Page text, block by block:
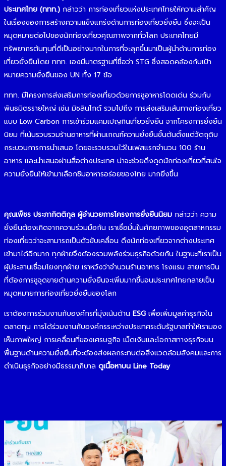
ประเทศไทย (ททท.) กล่าวว่า การท่องเที่ยวแห่งประเทศไทยให้ความสำคัญ
ในเรื่องของการสร้างความแข็งแกร่งด้านการท่องเที่ยวยั่งยืน ซึ่งจะเป็น
หมุดหมายต่อไปของนักท่องเที่ยวคุณภาพจากทั่วโลก ประเทศไทยมี
ทรัพยากรต้นทุนที่ดีเป็นอย่างมากในการที่จะลุกขึ้นมาเป็นผู้นำด้านการท่อง
เที่ยวยั่งยืนโดย ททท. เองมีมาตรฐานที่ชื่อว่า STG ซึ่งสอดคล้องกับเป้า
หมายความยั่งยืนของ UN ทั้ง 17 ข้อ
ททท. มีโครงการส่งเสริมการท่องเที่ยวด้วยการชูอาหารโดดเด่น ร่วมกับ
พันธมิตรรายใหญ่ เช่น มิชลินไกด์ รวมไปถึง การส่งเสริมเส้นทางท่องเที่ยว
แบบ Low Carbon การเข้าร่วมแคมเปญกินเที่ยวยั่งยืน จากโครงการยั่งยืน
นิยม ที่เน้นรวบรวมร้านอาหารที่ผ่านเกณฑ์ความยั่งยืนขั้นต้นตั้งแต่วัตถุดิบ
กระบวนการการนำเสนอ โดยจะรวบรวมไว้ในเฟสแรกจำนวน 100 ร้าน
อาหาร และนำเสนอผ่านสื่อต่างประเทศ น่าจะช่วยดึงดูดนักท่องเที่ยวที่สนใจ
ความยั่งยืนให้เข้ามาเลือกชิมอาหารอร่อยของไทย มากยิ่งขึ้น
คุณเพ็ชร ประภากิตติกุล ผู้อำนวยการโครงการยั่งยืนนิยม กล่าวว่า ความ
ยั่งยืนต้องเกิดจากความร่วมมือกัน เราเชื่อมั่นในศักยภาพของอุตสาหกรรม
ท่องเที่ยวว่าจะสามารถเป็นตัวขับเคลื่อน ดึงนักท่องเที่ยวจากต่างประเทศ
เข้ามาได้อีกมาก ทุกฝ่ายจึงต้องรวมพลังร่วมธุรกิจด้วยกัน ในฐานะที่เราเป็น
ผู้ประสานเชื่อมโยงทุกฝ่าย เราหวังว่าจำนวนร้านอาหาร โรงแรม สายการบิน
ที่ต้องการชูจุดขายด้านความยั่งยืนจะเพิ่มมากขึ้นจนประเทศไทยกลายเป็น
หมุดหมายการท่องเที่ยวยั่งยืนของโลก
เราต้องการร่วมงานกับองค์กรที่มุ่งเน้นด้าน ESG เพื่อเพิ่มมูลค่าธุรกิจใน
ตลาดทุน การได้ร่วมงานกับองค์กรระหว่างประเทศระดับรัฐบาลทำให้เรามอง
เห็นภาพใหญ่ การเคลื่อนที่ของเศรษฐกิจ เม็ดเงินและโอกาสทางธุรกิจบน
พื้นฐานด้านความยั่งยืนที่จะต้องส่งผลกระทบต่อสิ่งแวดล้อมสังคมและการ
ดำเนินธุรกิจอย่างมีธรรมาภิบาล ดูเนื้อหาบน Line Today